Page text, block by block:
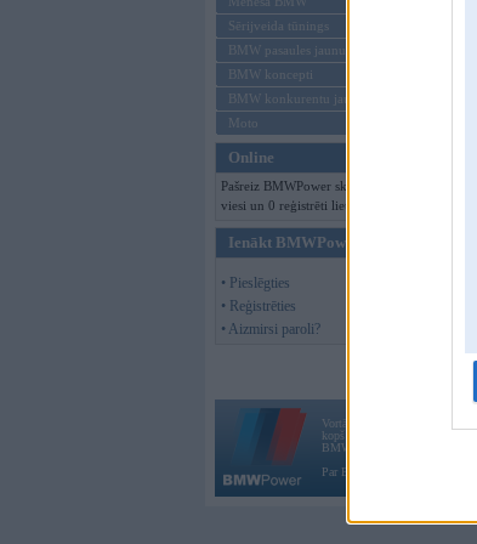
Sērijveida tūnings
BMW pasaules jaunumi
BMW koncepti
BMW konkurentu jaunumi
Moto
Online
Pašreiz BMWPower skatās 329
viesi un 0 reģistrēti lietotāji.
Ienākt BMWPower
• Pieslēgties
• Reģistrēties
• Aizmirsi paroli?
Vortāls BMWPower.lv darbojas
kopš 2002. gada 14. maija.
BMW AG.
Par BMWPower